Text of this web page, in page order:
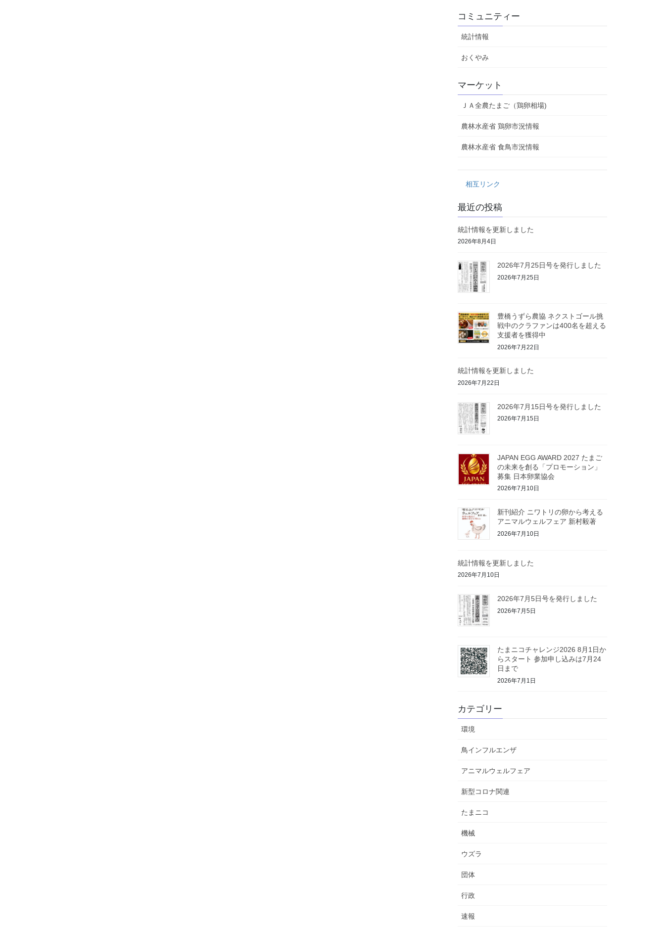
コミュニティー
統計情報
おくやみ
マーケット
ＪＡ全農たまご（鶏卵相場)
農林水産省 鶏卵市況情報
農林水産省 食鳥市況情報
相互リンク
最近の投稿
統計情報を更新しました
2026年8月4日
2026年7月25日号を発行しました
2026年7月25日
豊橋うずら農協 ネクストゴール挑
戦中のクラファンは400名を超える
支援者を獲得中
2026年7月22日
統計情報を更新しました
2026年7月22日
2026年7月15日号を発行しました
2026年7月15日
JAPAN EGG AWARD 2027 たまご
の未来を創る「プロモーション」
募集 日本卵業協会
2026年7月10日
新刊紹介 ニワトリの卵から考える
アニマルウェルフェア 新村毅著
2026年7月10日
統計情報を更新しました
2026年7月10日
2026年7月5日号を発行しました
2026年7月5日
たまニコチャレンジ2026 8月1日か
らスタート 参加申し込みは7月24
日まで
2026年7月1日
カテゴリー
環境
鳥インフルエンザ
アニマルウェルフェア
新型コロナ関連
たまニコ
機械
ウズラ
団体
行政
速報